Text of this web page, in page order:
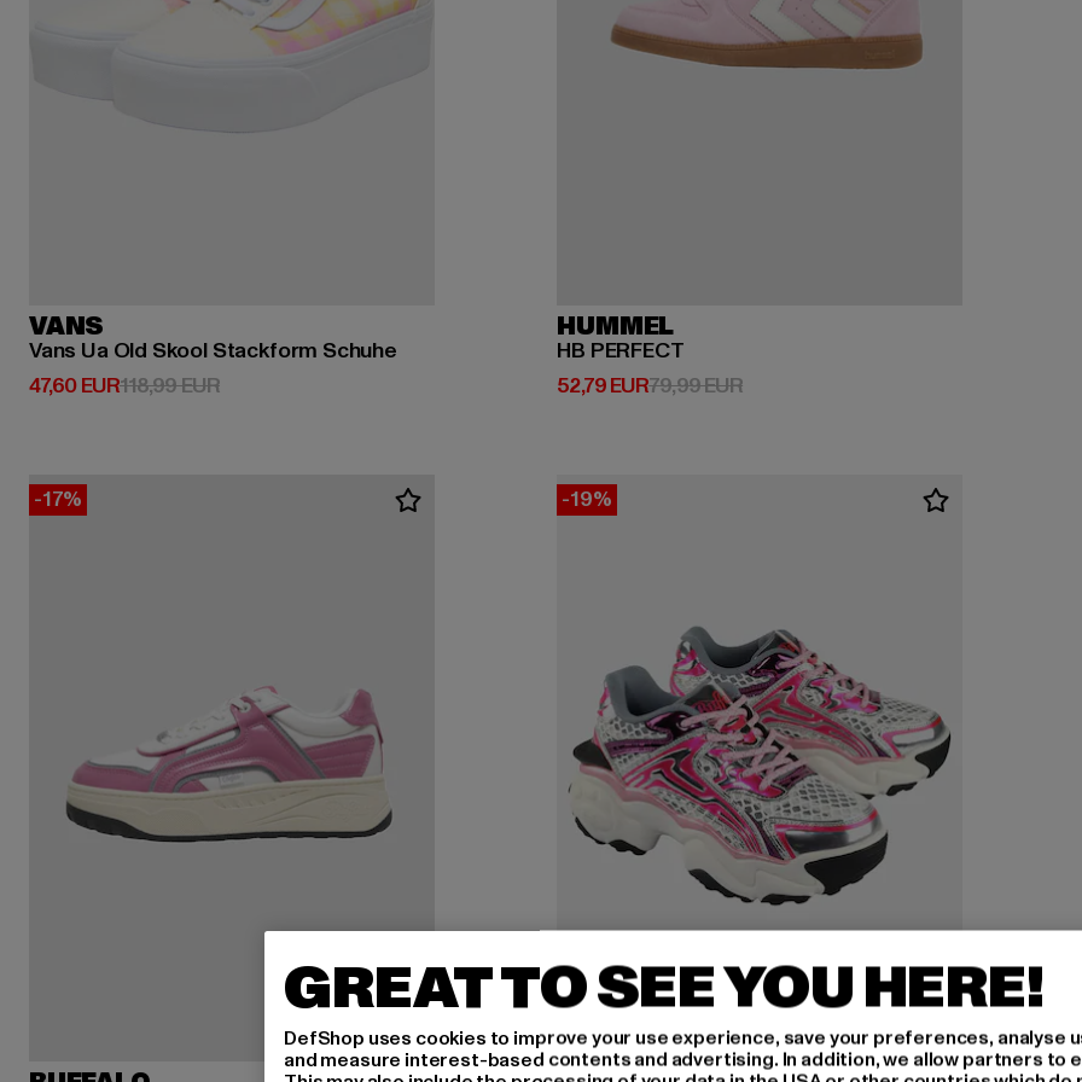
VANS
Vans Ua Old Skool Stackform Schuhe
47,60 EUR
Derzeitiger Preis: 47,60 EUR
118,99 EURAktionspreis: 118,99 EUR
HUMMEL
HB PERFECT
52,79 EUR
Derzeitiger Preis: 52,79 EUR
79,99 EURAktionspreis: 79,99 EUR
-17% -19%
GREAT TO SEE YOU HERE!
DefShop uses cookies to improve your use experience, save your preferences, analyse
and measure interest-based contents and advertising. In addition, we allow partners to